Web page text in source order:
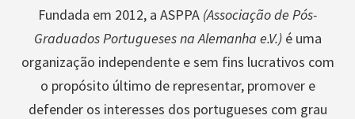
Fundada em 2012, a ASPPA (Associação de Pós-
Graduados Portugueses na Alemanha e.V.)é uma
organização independente e sem fins lucrativos com
o propósito último de representar, promover e
defender os interesses dos portugueses com grau